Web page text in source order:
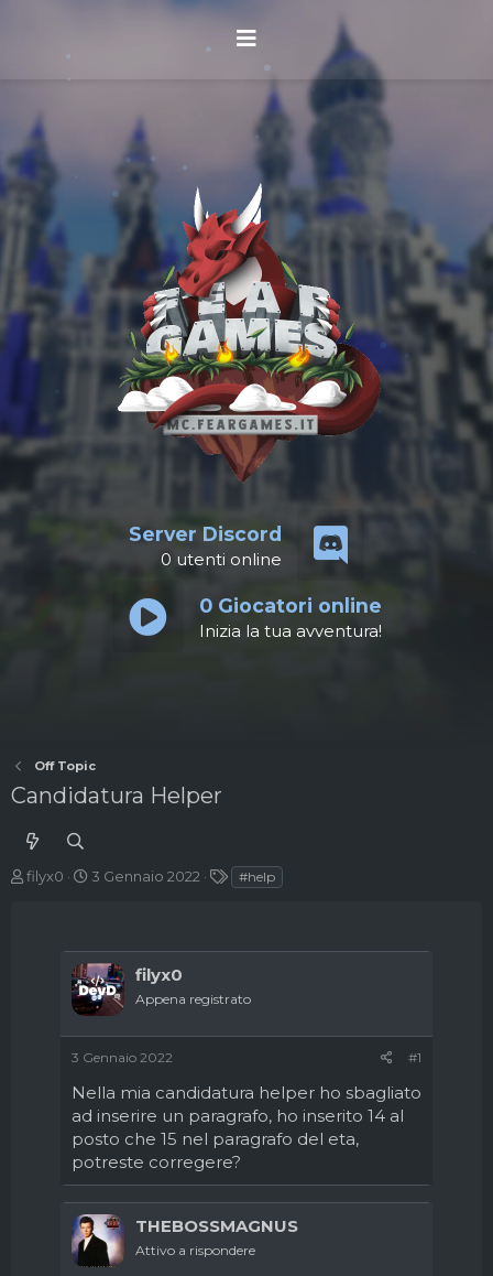
Server Discord
0 utenti online
0Giocatori online
Inizia la tua avventura!
Off Topic
Candidatura Helper
A
filyx0
D
d
'
i
n
i
z
o
3 Gennaio 2022 #help
filyx0
Appena registrato
3 Gennaio 2022 #1
Nella mia candidatura helper ho sbagliato
ad inserire un paragrafo, ho inserito 14 al
posto che 15 nel paragrafo del eta,
potreste corregere?
THEBOSSMAGNUS
Attivo a rispondere